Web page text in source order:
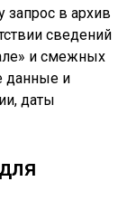
запрос в архив
сведений
и смежных
данные и
даты